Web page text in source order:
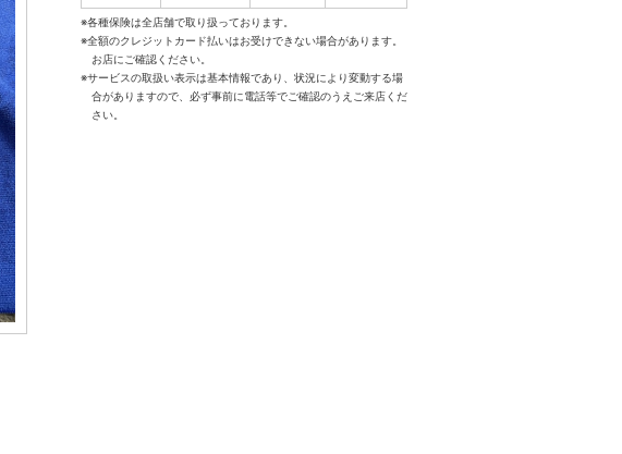
※各種保険は全店舗で取り扱っております。
※全額のクレジットカード払いはお受けできない場合があります。
お店にご確認ください。
※サービスの取扱い表示は基本情報であり、状況により変動する場
合がありますので、必ず事前に電話等でご確認のうえご来店くだ
さい。